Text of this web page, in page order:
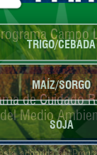
TRIGO/CEBADA
MAÍZ/SORGO
SOJA
Campo
de Cuidado
del Medio
adherida al